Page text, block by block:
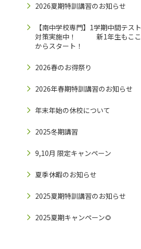
2026夏期特訓講習のお知らせ
【南中学校専門】1学期中間テスト
対策実施中！ 新1年生もここ
からスタート！
2026春のお得祭り
2026年春期特訓講習のお知らせ
年末年始の休校について
2025冬期講習
9,10月 限定キャンペーン
夏季休暇のお知らせ
2025夏期特訓講習のお知らせ
2025夏期キャンペーン🌻